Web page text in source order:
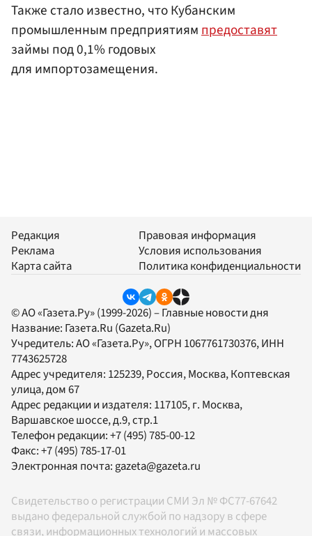
Также стало известно, что Кубанским
промышленным предприятиямпредоставят
займы под 0,1% годовых
для импортозамещения.
Редакция
Реклама
Карта сайта
Правовая информация
Условия использования
Политика конфиденциальности
© АО «Газета.Ру» (1999-2026) – Главные новости дня
Название: Газета.Ru (Gazeta.Ru)
Учредитель:АО «Газета.Ру», ОГРН 1067761730376, ИНН
7743625728
Адрес учредителя: 125239, Россия, Москва, Коптевская
улица, дом 67
Адрес редакции и издателя: 117105, г. Москва,
Варшавское шоссе, д.9, стр.1
Телефон редакции:+7 (495) 785-00-12
Факс:+7 (495) 785-17-01
Электронная почта: gazeta@gazeta.ru
Свидетельство о регистрации СМИ Эл № ФС77-67642
выдано федеральной службой по надзору в сфере
связи, информационных технологий и массовых